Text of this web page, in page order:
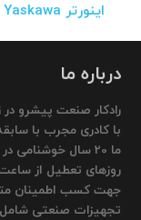
اینورتر Yaskawa
درباره ما
رادکار صنعت پیشرو
با کادری مجرب با
ما 20 سال
جهت کسب اطمینان
تجهیزات صنعتی